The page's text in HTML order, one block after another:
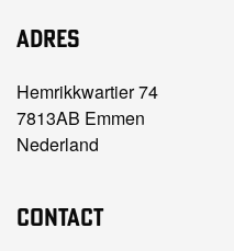
Adres
Hemrikkwartier 74
7813AB Emmen
Nederland
Contact